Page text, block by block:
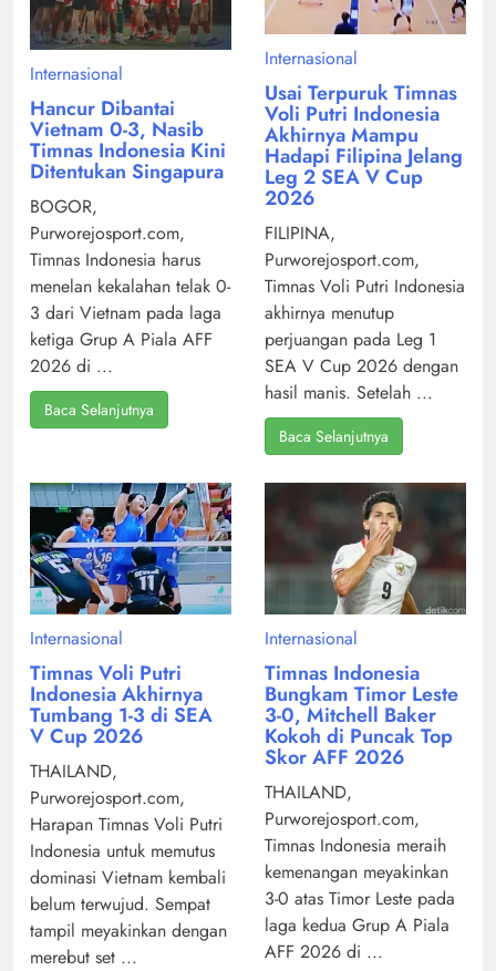
Internasional
Hancur Dibantai
Vietnam 0-3, Nasib
Timnas Indonesia Kini
Ditentukan Singapura
BOGOR,
Purworejosport.com,
Timnas Indonesia harus
menelan kekalahan telak 0-
3 dari Vietnam pada laga
ketiga Grup A Piala AFF
2026 di ...
Baca Selanjutnya
Internasional
Usai Terpuruk Timnas
Voli Putri Indonesia
Akhirnya Mampu
Hadapi Filipina Jelang
Leg 2 SEA V Cup
2026
FILIPINA,
Purworejosport.com,
Timnas Voli Putri Indonesia
akhirnya menutup
perjuangan pada Leg 1
SEA V Cup 2026 dengan
hasil manis. Setelah ...
Baca Selanjutnya
Internasional
Timnas Voli Putri
Indonesia Akhirnya
Tumbang 1-3 di SEA
V Cup 2026
THAILAND,
Purworejosport.com,
Harapan Timnas Voli Putri
Indonesia untuk memutus
dominasi Vietnam kembali
belum terwujud. Sempat
tampil meyakinkan dengan
merebut set ...
Internasional
Timnas Indonesia
Bungkam Timor Leste
3-0, Mitchell Baker
Kokoh di Puncak Top
Skor AFF 2026
THAILAND,
Purworejosport.com,
Timnas Indonesia meraih
kemenangan meyakinkan
3-0 atas Timor Leste pada
laga kedua Grup A Piala
AFF 2026 di ...